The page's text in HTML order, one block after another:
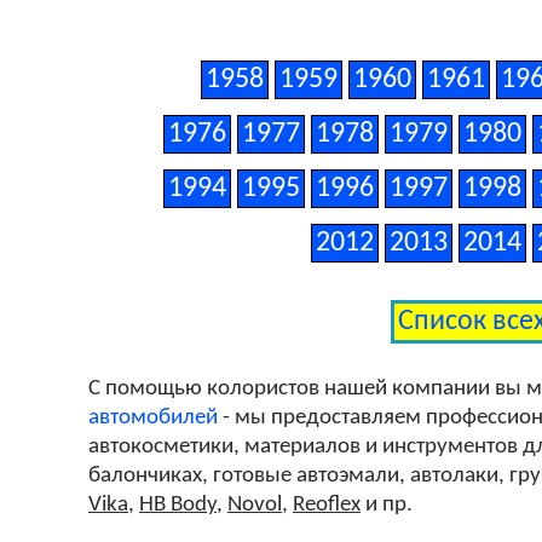
1958 1959 1960 1961
1976
1977 1978 1979 1980
1994
1995 1996 1997 1998
2012 2013 2014
Список
С помощью колористов нашей компании вы
автомобилей - мы предоставляем
автокосметики, материалов и инструментов
балончиках, готовые автоэмали, автолаки,
Vika, HB Body, Novol, Reoflexи пр.